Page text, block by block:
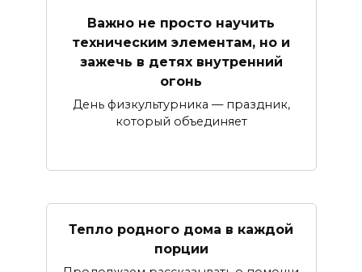
Важно не просто научить
техническим элементам, но и
зажечь в детях внутренний
огонь
День физкультурника — праздник,
который объединяет
Тепло родного дома в каждой
порции